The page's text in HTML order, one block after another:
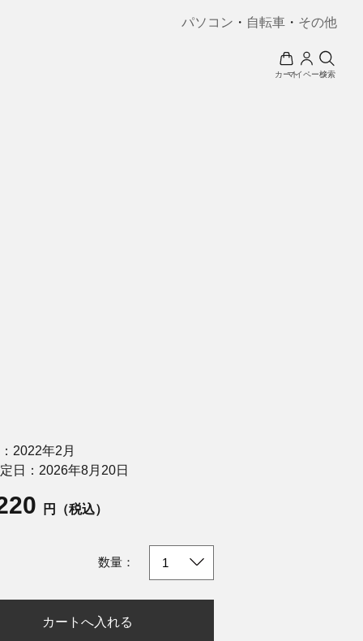
パソコン ・ 自転車 ・ その他
カートマイページ検索
2022年2月
日：2026年8月20日
円（税込）
数量：
カートへ入れる